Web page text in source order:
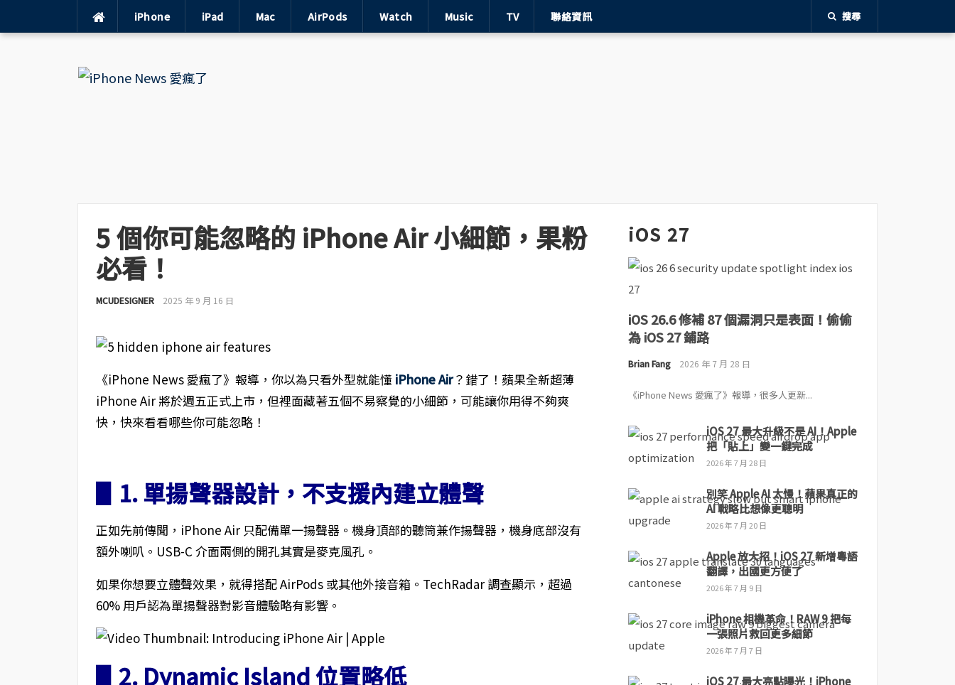
iPhone iPad Mac AirPods Watch Music TV 聯絡資訊 搜尋
5 個你可能忽略的 iPhone Air 小細節，果粉
必看！
MCUDESIGNER 2025 年 9 月 16 日
《iPhone News 愛瘋了》報導，你以為只看外型就能懂 iPhone Air？錯了！蘋果全新超薄
iPhone Air 將於週五正式上市，但裡面藏著五個不易察覺的小細節，可能讓你用得不夠爽
快，快來看看哪些你可能忽略！
▋1. 單揚聲器設計，不支援內建立體聲
正如先前傳聞，iPhone Air 只配備單一揚聲器。機身頂部的聽筒兼作揚聲器，機身底部沒有
額外喇叭。USB-C 介面兩側的開孔其實是麥克風孔。
如果你想要立體聲效果，就得搭配 AirPods 或其他外接音箱。TechRadar 調查顯示，超過
60% 用戶認為單揚聲器對影音體驗略有影響。
▋2. Dynamic Island 位置略低
iOS 27
iOS 26.6 修補 87 個漏洞只是表面！偷偷
為 iOS 27 鋪路
Brian Fang 2026 年 7 月 28 日
《iPhone News 愛瘋了》報導，很多人更新...
iOS 27 最大升級不是 AI！Apple
把「貼上」變一鍵完成
2026 年 7 月 28 日
別笑 Apple AI 太慢！蘋果真正的
AI 戰略比想像更聰明
2026 年 7 月 20 日
Apple 放大招！iOS 27 新增粵語
翻譯，出國更方便了
2026 年 7 月 9 日
iPhone 相機革命！RAW 9 把每
一張照片救回更多細節
2026 年 7 月 7 日
iOS 27 最大亮點曝光！iPhone